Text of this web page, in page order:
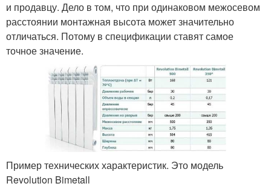
и продавцу. Дело в том, что при одинаковом межосевом
расстоянии монтажная высота может значительно
отличаться. Потому в спецификации ставят самое
точное значение.
Пример технических характеристик. Это модель
Revolution Bimetall